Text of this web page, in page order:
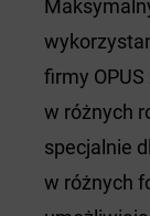
firmy
w różnych
specjalnie
w różnych